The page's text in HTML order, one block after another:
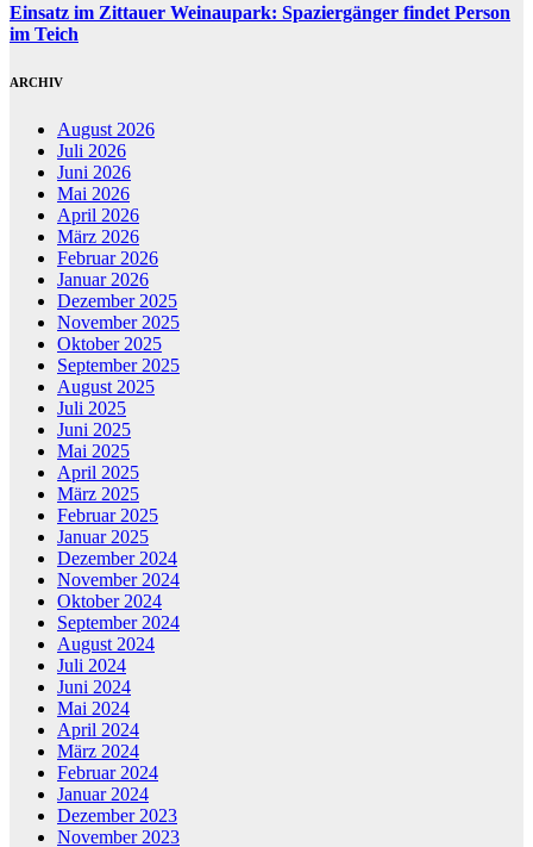
Einsatz im Zittauer Weinaupark: Spaziergänger findet Person
im Teich
ARCHIV
August 2026
Juli 2026
Juni 2026
Mai 2026
April 2026
März 2026
Februar 2026
Januar 2026
Dezember 2025
November 2025
Oktober 2025
September 2025
August 2025
Juli 2025
Juni 2025
Mai 2025
April 2025
März 2025
Februar 2025
Januar 2025
Dezember 2024
November 2024
Oktober 2024
September 2024
August 2024
Juli 2024
Juni 2024
Mai 2024
April 2024
März 2024
Februar 2024
Januar 2024
Dezember 2023
November 2023